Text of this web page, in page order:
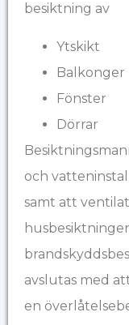
besiktning av
Ytskikt
Balkonger
Fönster
Dörrar
och
samt att
avslutas med
en